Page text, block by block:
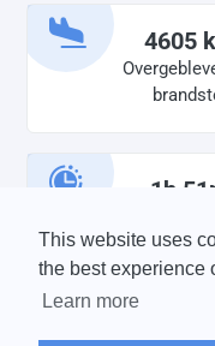
This website uses
the best experience
Learn more
4605
1h
DISCLAIMER: V-Bird
wijze aansprakelijkheid
schade die is ontstaan
informatie op deze
© 2004 - 2026 V-Bird